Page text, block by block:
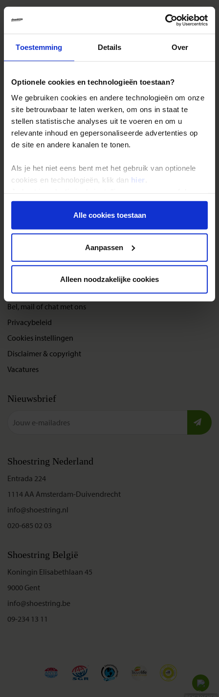
Toestemming Details Over
Optionele cookies en technologieën toestaan?
We gebruiken cookies en andere technologieën om onze
site betrouwbaar te laten werken, om ons in staat te
stellen statistische analyses uit te voeren en om u
relevante inhoud en gepersonaliseerde advertenties op
de site en andere kanalen te tonen.
Als je het niet eens bent met het gebruik van optionele
cookies en technologieën, klik dan hier
onder aan de pagina op elk gewenst moment voor de
toekomst wijzigen.Alle cookies toestaan
Aanpassen
Alleen noodzakelijke cookies
Reizen met Shoestring
Bestemmingen
Duurzaam reizen
Reis- en annuleringsvoorwaarden
Veelgestelde vragen
Inloggen op mijn.Shoestring
Reisthema's
Festivalreizen
Over Shoestring
Bel, mail of chat met ons
Privacybeleid
Cookies instellingen
Disclaimer & copyright
Vacatures
Nieuwsbrief
Shoestring Nederland
Entrada 224
1114 AA Amsterdam-Duivendrecht
info@shoestring.nl
020-685 02 03
Shoestring België
Koningin Elisabethlaan 45
9000 Gent
info@shoestring.be
09-234 13 11